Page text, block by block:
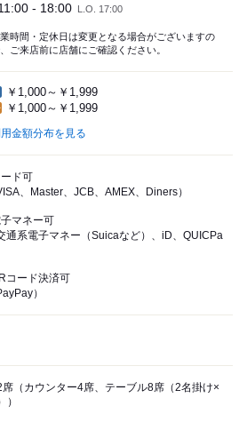
- 18:00 L.O. 17:00
時間・定休日は変更となる場合がございますの
ご来店前に店舗にご確認ください。
￥1,000～￥1,999
￥1,000～￥1,999
金額分布を見る
ド可
、Master、JCB、AMEX、Diners）
マネー可
通系電子マネー（Suicaなど）、iD、QUICPa
コード決済可
）
席（カウンター4席、テーブル8席（2名掛け×
）